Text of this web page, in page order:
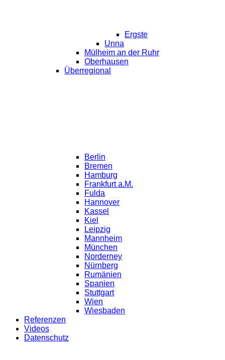
Ergste
Unna
Mülheim an der Ruhr
Oberhausen
Überregional
Berlin
Bremen
Hamburg
Frankfurt a.M.
Fulda
Hannover
Kassel
Kiel
Leipzig
Mannheim
München
Norderney
Nürnberg
Rumänien
Spanien
Stuttgart
Wien
Wiesbaden
Referenzen
Videos
Datenschutz